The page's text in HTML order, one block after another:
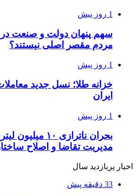
1 روز پیش
سهم پنهان دولت و صنعت در
مردم مقصر اصلی نیستند؟
1 روز پیش
خزانه طلا؛ نسل جدید
ایران
1 روز پیش
بحران ناترازی
مدیریت تقاضا و اصلاح
اخبار پربازدید سال
33 دقیقه پیش